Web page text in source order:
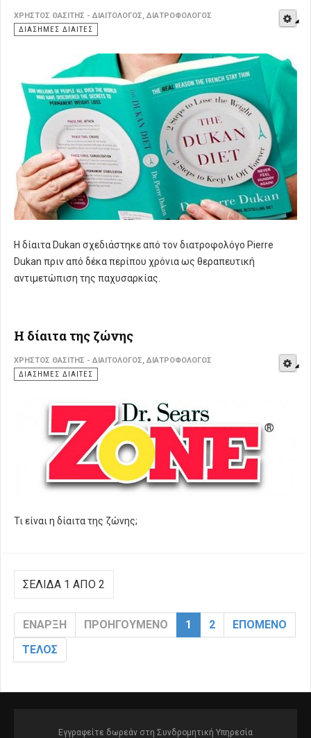
ΧΡΉΣΤΟΣ ΘΑΣΊΤΗΣ - ΔΙΑΙΤΟΛΌΓΟΣ, ΔΙΑΤΡΟΦΟΛΌΓΟΣ
ΔΙΆΣΗΜΕΣ ΔΊΑΙΤΕΣ
Η δίαιτα Dukan σχεδιάστηκε από τον διατροφολόγο Pierre
Dukan πριν από δέκα περίπου χρόνια ως θεραπευτική
αντιμετώπιση της παχυσαρκίας.
Η δίαιτα της ζώνης
ΧΡΉΣΤΟΣ ΘΑΣΊΤΗΣ - ΔΙΑΙΤΟΛΌΓΟΣ, ΔΙΑΤΡΟΦΟΛΌΓΟΣ
ΔΙΆΣΗΜΕΣ ΔΊΑΙΤΕΣ
Τι είναι η δίαιτα της ζώνης;
ΣΕΛΊΔΑ 1 ΑΠΌ 2
ΈΝΑΡΞΗ ΠΡΟΗΓΟΎΜΕΝΟ 1 2
ΕΠΌΜΕΝΟ
ΤΈΛΟΣ
Εγγραφείτε δωρεάν στη Συνδρομητική Υπηρεσία